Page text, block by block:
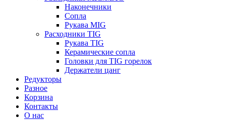
Наконечники
Сопла
Рукава MIG
Расходники TIG
Рукава TIG
Керамические сопла
Головки для TIG горелок
Держатели цанг
Редукторы
Разное
Корзина
Контакты
О нас